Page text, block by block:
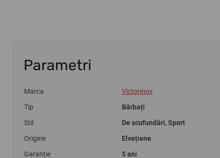
Parametri
Marca
Victorinox
Tip
Bărbați
Stil
De scufundări,Sport
Origine
Elvețiene
Garanție
5 ani